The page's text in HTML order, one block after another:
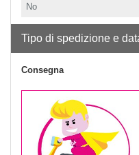
Tipo di spedizione e
Consegna